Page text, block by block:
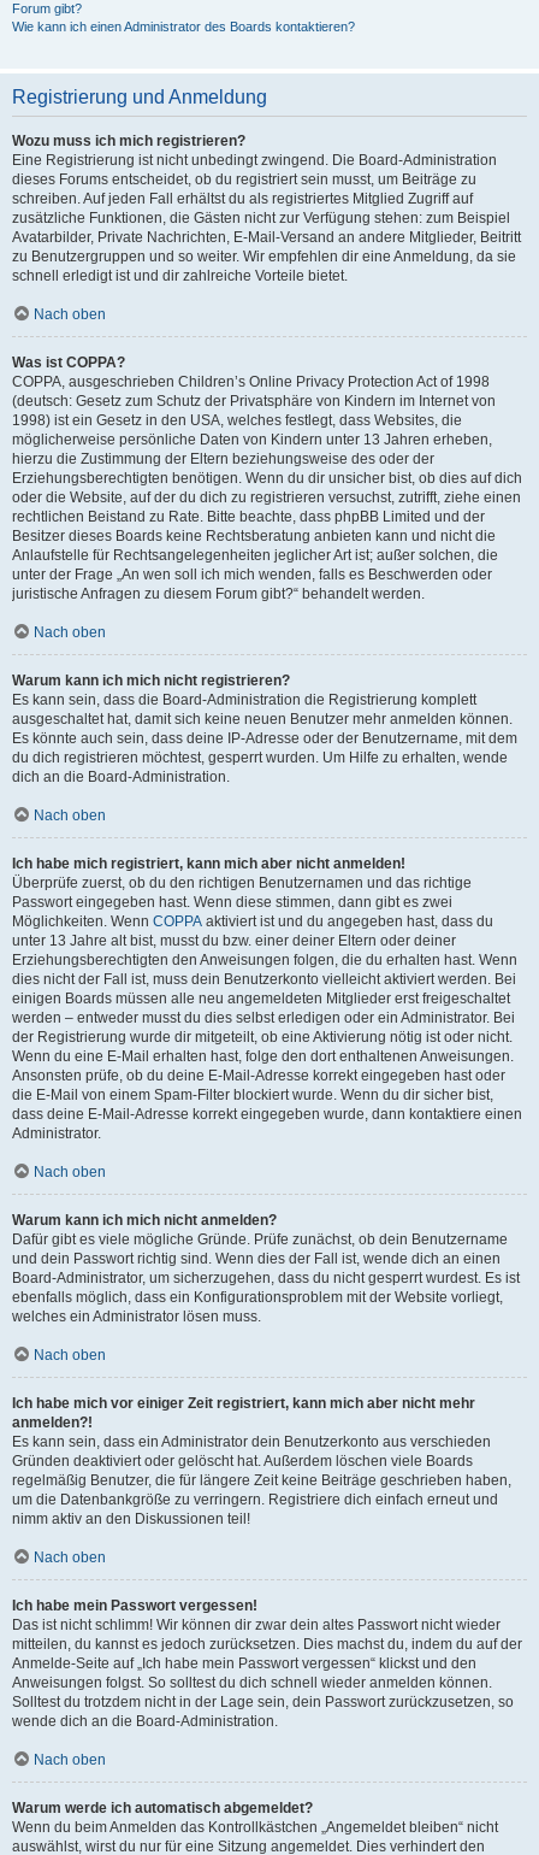
Forum gibt?
Wie kann ich einen Administrator des Boards kontaktieren?
Registrierung und Anmeldung
Wozu muss ich mich registrieren?
Eine Registrierung ist nicht unbedingt zwingend. Die Board-Administration
dieses Forums entscheidet, ob du registriert sein musst, um Beiträge zu
schreiben. Auf jeden Fall erhältst du als registriertes Mitglied Zugriff auf
zusätzliche Funktionen, die Gästen nicht zur Verfügung stehen: zum Beispiel
Avatarbilder, Private Nachrichten, E-Mail-Versand an andere Mitglieder, Beitritt
zu Benutzergruppen und so weiter. Wir empfehlen dir eine Anmeldung, da sie
schnell erledigt ist und dir zahlreiche Vorteile bietet.
Nach oben
Was ist COPPA?
COPPA, ausgeschrieben Children’s Online Privacy Protection Act of 1998
(deutsch: Gesetz zum Schutz der Privatsphäre von Kindern im Internet von
1998) ist ein Gesetz in den USA, welches festlegt, dass Websites, die
möglicherweise persönliche Daten von Kindern unter 13 Jahren erheben,
hierzu die Zustimmung der Eltern beziehungsweise des oder der
Erziehungsberechtigten benötigen. Wenn du dir unsicher bist, ob dies auf dich
oder die Website, auf der du dich zu registrieren versuchst, zutrifft, ziehe einen
rechtlichen Beistand zu Rate. Bitte beachte, dass phpBB Limited und der
Besitzer dieses Boards keine Rechtsberatung anbieten kann und nicht die
Anlaufstelle für Rechtsangelegenheiten jeglicher Art ist; außer solchen, die
unter der Frage „An wen soll ich mich wenden, falls es Beschwerden oder
juristische Anfragen zu diesem Forum gibt?“ behandelt werden.
Nach oben
Warum kann ich mich nicht registrieren?
Es kann sein, dass die Board-Administration die Registrierung komplett
ausgeschaltet hat, damit sich keine neuen Benutzer mehr anmelden können.
Es könnte auch sein, dass deine IP-Adresse oder der Benutzername, mit dem
du dich registrieren möchtest, gesperrt wurden. Um Hilfe zu erhalten, wende
dich an die Board-Administration.
Nach oben
Ich habe mich registriert, kann mich aber nicht anmelden!
Überprüfe zuerst, ob du den richtigen Benutzernamen und das richtige
Passwort eingegeben hast. Wenn diese stimmen, dann gibt es zwei
Möglichkeiten. Wenn COPPA aktiviert ist und du angegeben hast, dass du
unter 13 Jahre alt bist, musst du bzw. einer deiner Eltern oder deiner
Erziehungsberechtigten den Anweisungen folgen, die du erhalten hast. Wenn
dies nicht der Fall ist, muss dein Benutzerkonto vielleicht aktiviert werden. Bei
einigen Boards müssen alle neu angemeldeten Mitglieder erst freigeschaltet
werden – entweder musst du dies selbst erledigen oder ein Administrator. Bei
der Registrierung wurde dir mitgeteilt, ob eine Aktivierung nötig ist oder nicht.
Wenn du eine E-Mail erhalten hast, folge den dort enthaltenen Anweisungen.
Ansonsten prüfe, ob du deine E-Mail-Adresse korrekt eingegeben hast oder
die E-Mail von einem Spam-Filter blockiert wurde. Wenn du dir sicher bist,
dass deine E-Mail-Adresse korrekt eingegeben wurde, dann kontaktiere einen
Administrator.
Nach oben
Warum kann ich mich nicht anmelden?
Dafür gibt es viele mögliche Gründe. Prüfe zunächst, ob dein Benutzername
und dein Passwort richtig sind. Wenn dies der Fall ist, wende dich an einen
Board-Administrator, um sicherzugehen, dass du nicht gesperrt wurdest. Es ist
ebenfalls möglich, dass ein Konfigurationsproblem mit der Website vorliegt,
welches ein Administrator lösen muss.
Nach oben
Ich habe mich vor einiger Zeit registriert, kann mich aber nicht mehr
anmelden?!
Es kann sein, dass ein Administrator dein Benutzerkonto aus verschieden
Gründen deaktiviert oder gelöscht hat. Außerdem löschen viele Boards
regelmäßig Benutzer, die für längere Zeit keine Beiträge geschrieben haben,
um die Datenbankgröße zu verringern. Registriere dich einfach erneut und
nimm aktiv an den Diskussionen teil!
Nach oben
Ich habe mein Passwort vergessen!
Das ist nicht schlimm! Wir können dir zwar dein altes Passwort nicht wieder
mitteilen, du kannst es jedoch zurücksetzen. Dies machst du, indem du auf der
Anmelde-Seite auf „Ich habe mein Passwort vergessen“ klickst und den
Anweisungen folgst. So solltest du dich schnell wieder anmelden können.
Solltest du trotzdem nicht in der Lage sein, dein Passwort zurückzusetzen, so
wende dich an die Board-Administration.
Nach oben
Warum werde ich automatisch abgemeldet?
Wenn du beim Anmelden das Kontrollkästchen „Angemeldet bleiben“ nicht
auswählst, wirst du nur für eine Sitzung angemeldet. Dies verhindert den